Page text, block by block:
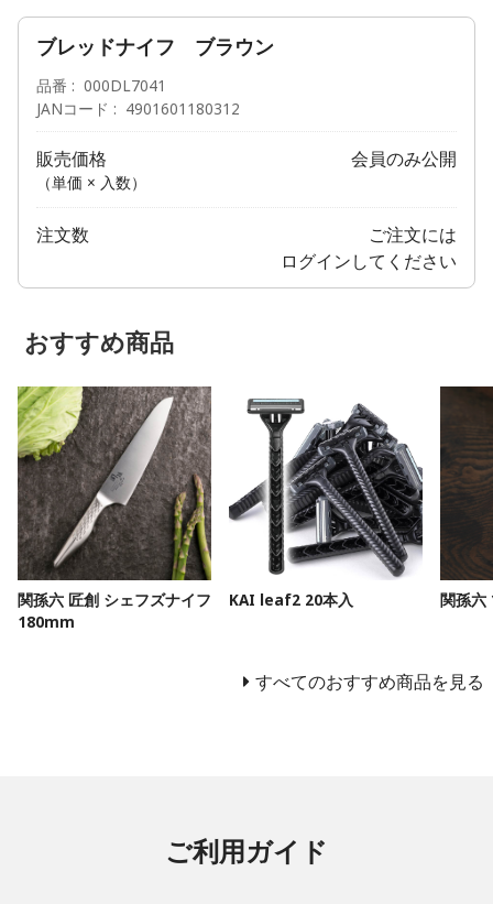
ブレッドナイフ ブラウン
品番
000DL7041
JANコード
4901601180312
販売価格
（単価 × 入数）
会員のみ公開
注文数
ご注文には
ログインしてください
おすすめ商品
関孫六 匠創 シェフズナイフ
180mm
KAI leaf2 20本入 関孫六
すべてのおすすめ商品を見る
ご利用ガイド